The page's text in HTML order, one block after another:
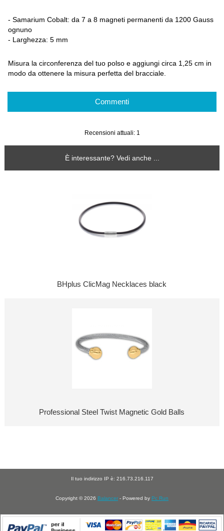
- Samarium Cobalt: da 7 a 8 magneti permanenti da 1200 Gauss
ognuno
- Larghezza: 5 mm
Misura la circonferenza del tuo polso e aggiungi circa 1,25 cm in
modo da ottenere la misura perfetta del bracciale.
Commenti
Recensioni attuali: 1
È interessante? Vedi anche ...
BHplus ClicMag Necklaces black
Professional Steel Twist Magnetic Gold Balls
Il tuo indirizzo IP è: 216.73.216.117
Copyright © 2026 Balancer - Powered by Pc Run